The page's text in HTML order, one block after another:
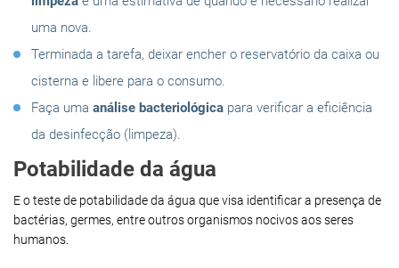
uma nova.
Terminada a tarefa, deixar encher o reservatório da caixa ou
cisterna e libere para o consumo.
Faça uma análise bacteriológica para verificar a eficiência
da desinfecção (limpeza).
Potabilidade da água
E o teste de potabilidade da água que visa identificar a presença de
bactérias, germes, entre outros organismos nocivos aos seres
humanos.